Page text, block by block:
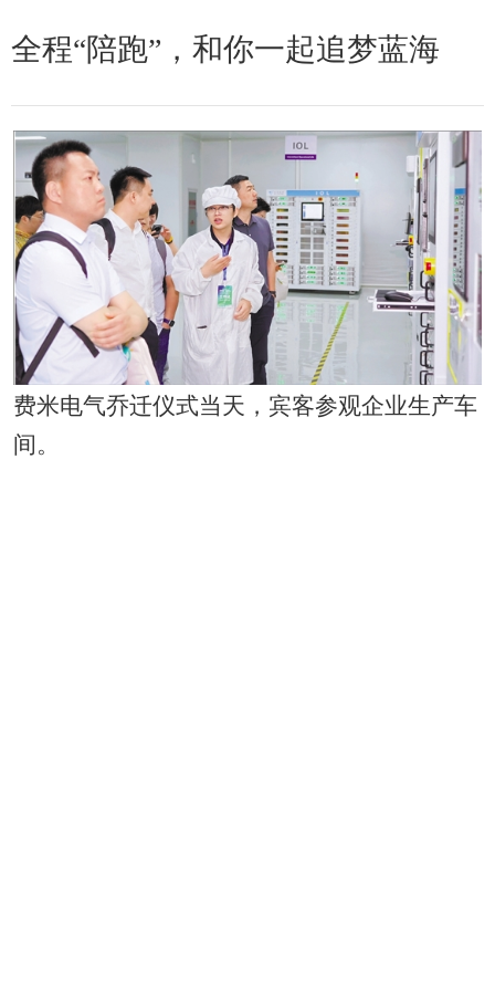
全程“陪跑”，和你一起追梦蓝海
费米电气乔迁仪式当天，宾客参观企业生产车
间。